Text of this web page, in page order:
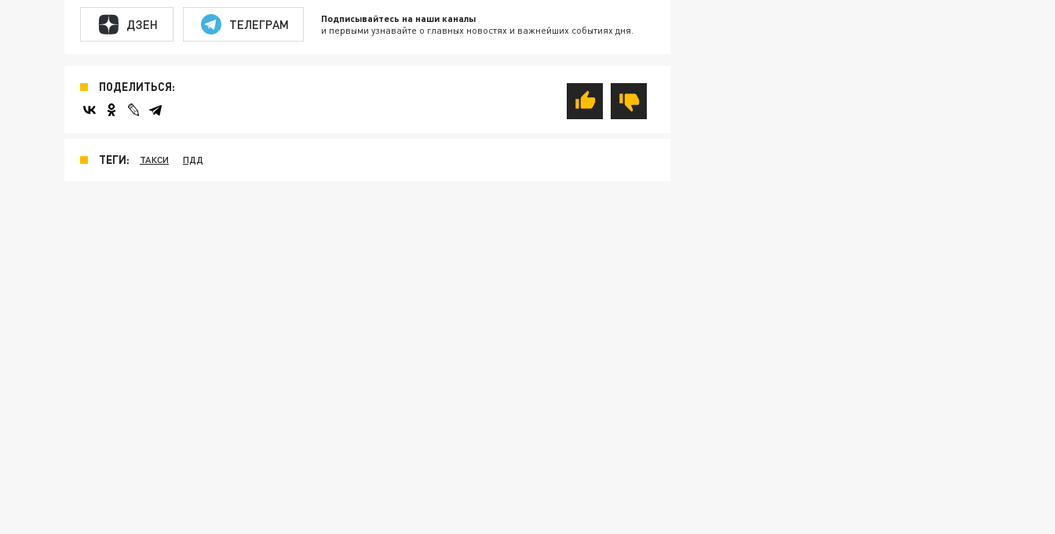
ДЗЕН ТЕЛЕГРАМ Подписывайтесь на наши каналы
и первыми узнавайте о главных новостях и важнейших событиях дня.
ПОДЕЛИТЬСЯ:
ТЕГИ: ТАКСИ ПДД